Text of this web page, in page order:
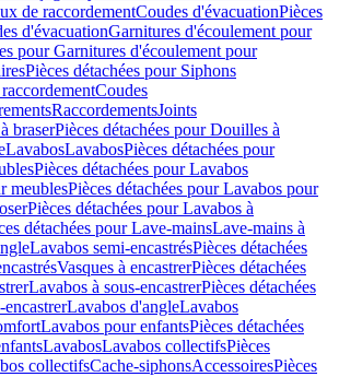
de raccordementCoudes d'évacuationPièces
d'évacuationGarnitures d'écoulement pour
pour Garnitures d'écoulement pour
Pièces détachées pour Siphons
Coudes
RaccordementsJoints
braserPièces détachées pour Douilles à
LavabosLavabosPièces détachées pour
Pièces détachées pour Lavabos
meublesPièces détachées pour Lavabos pour
Pièces détachées pour Lavabos à
détachées pour Lave-mainsLave-mains à
Lavabos semi-encastrésPièces détachées
Vasques à encastrerPièces détachées
Lavabos à sous-encastrerPièces détachées
Lavabos d'angleLavabos
Lavabos pour enfantsPièces détachées
LavabosLavabos collectifsPièces
collectifsCache-siphonsAccessoiresPièces